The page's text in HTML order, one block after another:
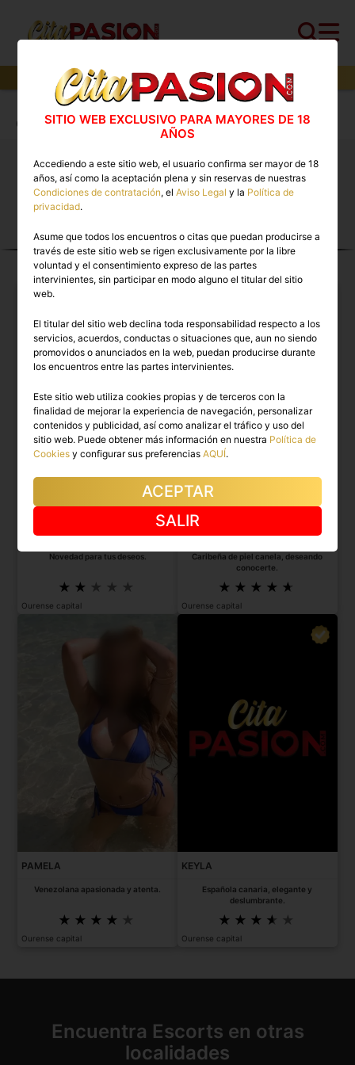
perfiles,2perfiles verificados y0con video
Cita PASION.COM
>Escorts> Ourense
>
Ourense capital
Putas Ourense capital. ❤️ Los mejores anuncios de
Escorts en Cita PASION.COM
ESCORTS EN OURENSE
CAPITAL
LORENA
Novedad para tus deseos.
Ourense capital
Caribeña de piel canela, deseando
conocerte.
Ourense capital
PAMELA
Venezolana apasionada y atenta.
Ourense capital
KEYLA
Española canaria, elegante y
deslumbrante.
Ourense capital
Encuentra Escorts en otras
localidades
SITIO WEB EXCLUSIVO PARA MAYORES DE 18
AÑOS
Accediendo a este sitio web, el usuario confirma ser mayor de 18
años, así como la aceptación plena y sin reservas de nuestras
Condiciones de contratación, elAviso Legal y la Política de
privacidad.
Asume que todos los encuentros o citas que puedan producirse a
través de este sitio web se rigen exclusivamente por la libre
voluntad y el consentimiento expreso de las partes
intervinientes, sin participar en modo alguno el titular del sitio
web.
El titular del sitio web declina toda responsabilidad respecto a los
servicios, acuerdos, conductas o situaciones que, aun no siendo
promovidos o anunciados en la web, puedan producirse durante
los encuentros entre las partes intervinientes.
Este sitio web utiliza cookies propias y de terceros con la
finalidad de mejorar la experiencia de navegación, personalizar
contenidos y publicidad, así como analizar el tráfico y uso del
sitio web. Puede obtener más información en nuestra Política de
Cookies y configurar sus preferenciasAQUÍ.
ACEPTAR
SALIR